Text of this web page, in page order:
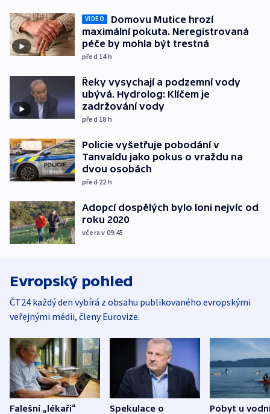
VIDEO
Domovu Mutice hrozí
maximální pokuta. Neregistrovaná
péče by mohla být trestná
před 14h
Řeky vysychají a podzemní vody
ubývá. Hydrolog: Klíčem je
zadržování vody
před 18 h
Policie vyšetřuje pobodání v
Tanvaldu jako pokus o vraždu na
dvou osobách
před 22 h
Adopcí dospělých bylo loni nejvíc od
roku 2020
včera v 09:45
Evropský pohled
ČT24 každý den vybírá z obsahu publikovaného evropskými
veřejnými médii, členy Eurovize.
Falešní „lékaři“
Spekulace o
Pobyt u